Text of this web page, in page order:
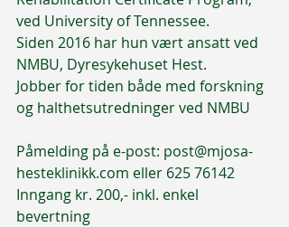
ved University of Tennessee.
Siden 2016 har hun vært ansatt ved
NMBU, Dyresykehuset Hest.
Jobber for tiden både med forskning
og halthetsutredninger ved NMBU
Påmelding på e-post: post@mjosa-
hesteklinikk.com eller 625 76142
Inngang kr. 200,- inkl. enkel
bevertning